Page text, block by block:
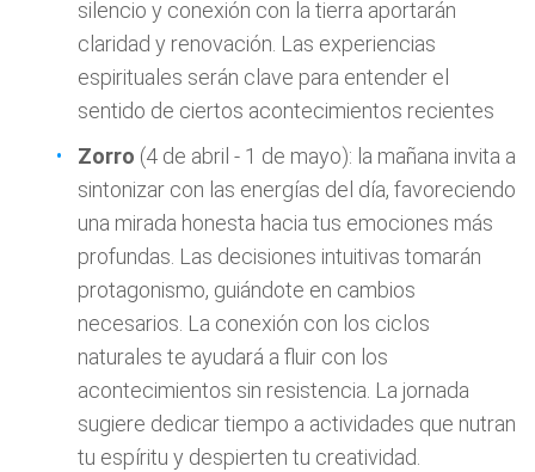
silencio y conexión con la tierra aportarán
claridad y renovación. Las experiencias
espirituales serán clave para entender el
sentido de ciertos acontecimientos recientes
Zorro (4 de abril - 1 de mayo): la mañana invita a
sintonizar con las energías del día, favoreciendo
una mirada honesta hacia tus emociones más
profundas. Las decisiones intuitivas tomarán
protagonismo, guiándote en cambios
necesarios. La conexión con los ciclos
naturales te ayudará a fluir con los
acontecimientos sin resistencia. La jornada
sugiere dedicar tiempo a actividades que nutran
tu espíritu y despierten tu creatividad.